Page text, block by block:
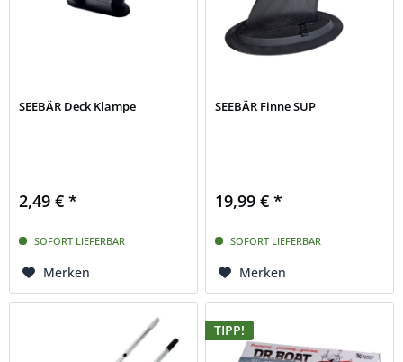
SEEBÄR Deck Klampe
2,49 € *
SOFORT LIEFERBAR
Merken
SEEBÄR Finne SUP
19,99 € *
SOFORT LIEFERBAR
Merken
TIPP!